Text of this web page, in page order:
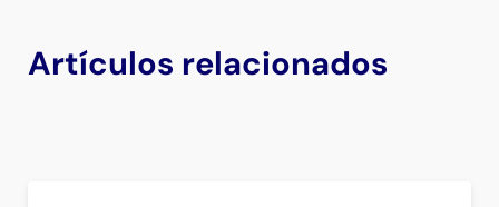
Artículos relacionados